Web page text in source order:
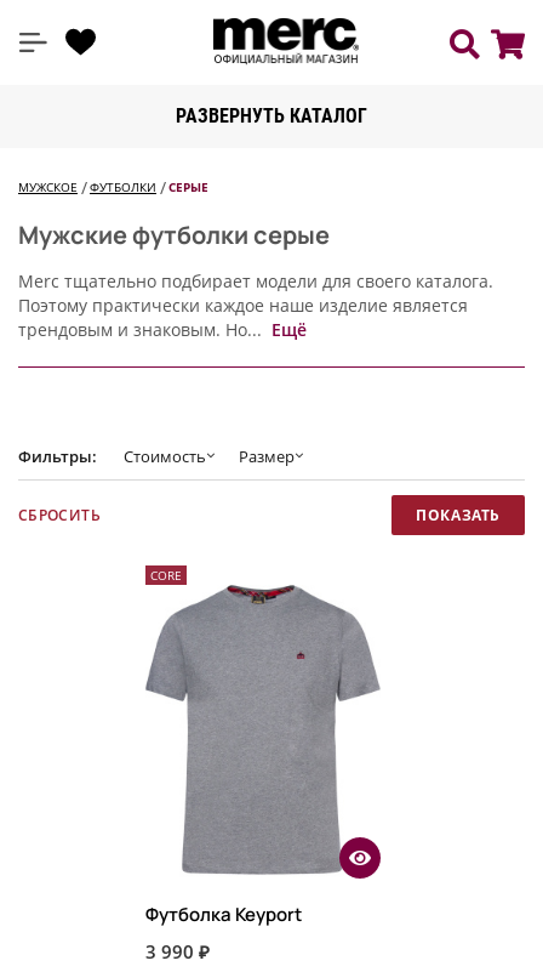
РАЗВЕРНУТЬ КАТАЛОГ
МУЖСКОЕ ФУТБОЛКИ СЕРЫЕ
Мужские футболки серые
Merc тщательно подбирает модели для своего каталога.
Поэтому практически каждое наше изделие является
трендовым и знаковым. Но... Ещё
Фильтры: Стоимость Размер
CORE
Футболка Keyport
3 990 ₽